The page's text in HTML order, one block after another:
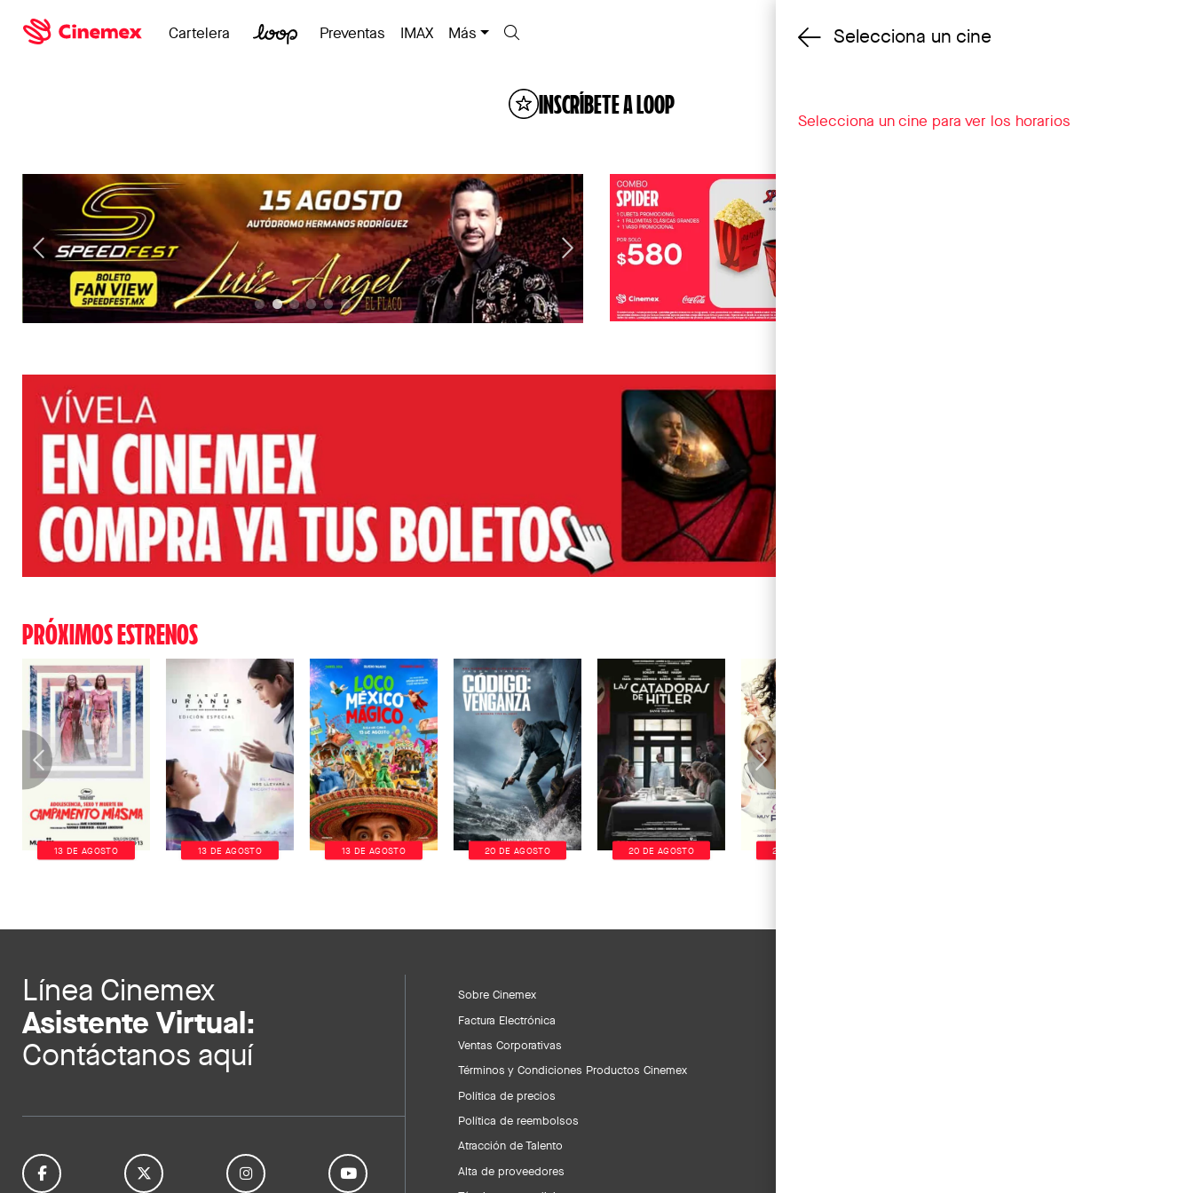
Cambiar cine
Cartelera Preventas IMAX Más
INSCRÍBETE A LOOP
PRÓXIMOS ESTRENOS
13 DE AGOSTO 13 DE AGOSTO 13 DE AGOSTO 20 DE AGOSTO 20 DE AGOSTO 20 DE AGOSTO
Línea Cinemex
Asistente Virtual:
Contáctanos aquí
Sobre Cinemex
Factura Electrónica
Ventas Corporativas
Términos y Condiciones Productos Cinemex
Política de precios
Política de reembolsos
Atracción de Talento
Alta de proveedores
Selecciona un cine
Selecciona un cine para ver los horarios